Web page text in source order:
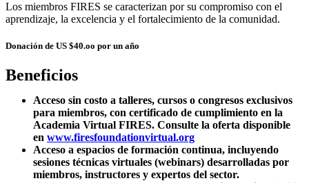
Los miembros FIRES se caracterizan por su compromiso con el
aprendizaje, la excelencia y el fortalecimiento de la comunidad.
Donación de US $40.oo por un año
Beneficios
Acceso sin costo a talleres, cursos o congresos exclusivos
para miembros, con certificado de cumplimiento en la
Academia Virtual FIRES. Consulte la oferta disponible
en www.firesfoundationvirtual.org
Acceso a espacios de formación continua, incluyendo
sesiones técnicas virtuales (webinars) desarrolladas por
miembros, instructores y expertos del sector.